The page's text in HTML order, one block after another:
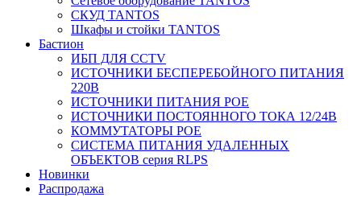
СКУД TANTOS
Шкафы и стойки TANTOS
Бастион
ИБП ДЛЯ CCTV
ИСТОЧНИКИ БЕСПЕРЕБОЙНОГО ПИТАНИЯ
220В
ИСТОЧНИКИ ПИТАНИЯ POE
ИСТОЧНИКИ ПОСТОЯННОГО ТОКА 12/24В
КОММУТАТОРЫ POE
СИСТЕМА ПИТАНИЯ УДАЛЕННЫХ
ОБЪЕКТОВ серия RLPS
Новинки
Распродажа